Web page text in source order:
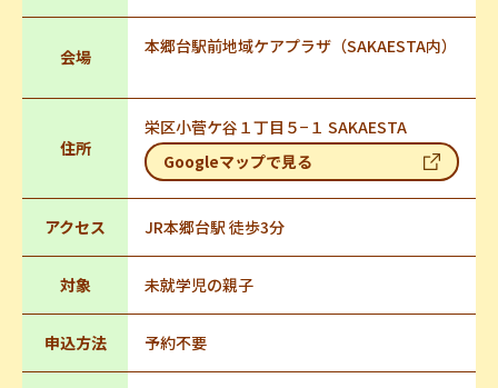
会場 本郷台駅前地域ケアプラザ（SAKAESTA内）
住所
栄区小菅ケ谷１丁目５−１ SAKAESTA
Googleマップで見る
アクセス JR本郷台駅 徒歩3分
対象 未就学児の親子
申込方法 予約不要